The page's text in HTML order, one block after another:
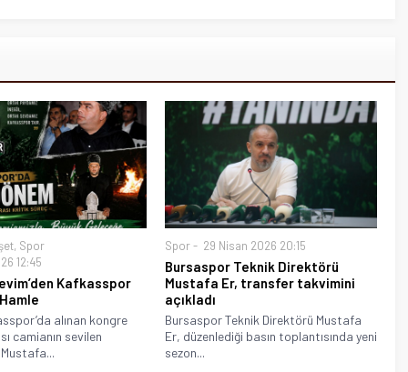
, Spor
12:45
Kafkasspor
alınan kongre
camianın sevilen
Spor 29 Nisan 2026 20:15
Bursaspor Teknik Direktörü
Mustafa Er, transfer takvimini
açıkladı
Bursaspor Teknik Direktörü Mustafa
Er, düzenlediği basın toplantısında yeni
sezon...